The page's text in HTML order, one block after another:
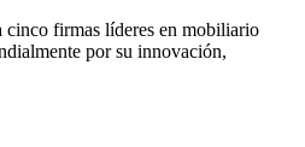
cinco firmas líderes en mobiliario
por su innovación,